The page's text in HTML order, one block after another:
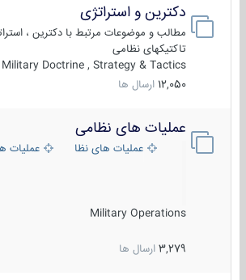
دکترین و استراتژی
مطالب و موضوعات مرتبط با دکترین ،
تاکتیکهای نظامی
Military Doctrine , Strategy & Tactics
12,050 ارسال ها
عملیات های نظامی
عملیات های نظامی ایرانعملیات
Military Operations
3,279 ارسال ها